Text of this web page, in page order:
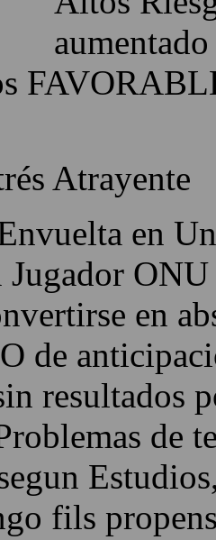
Atrayente
en
en
de
resultados
de
fils